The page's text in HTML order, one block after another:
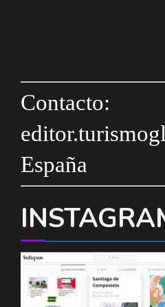
Contacto:
España